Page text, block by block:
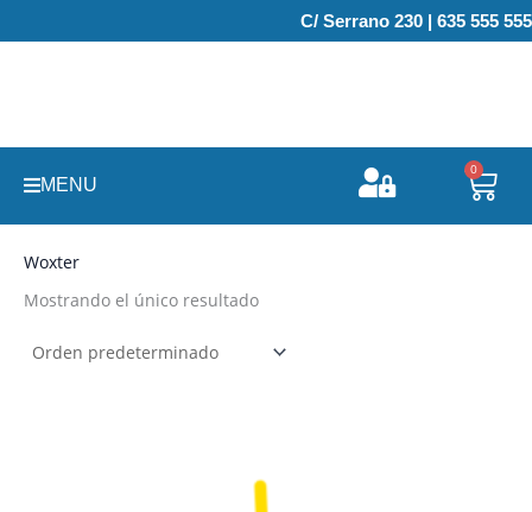
al
C/ Serrano 230 | 635 555 555
MENU
0
Woxter
Mostrando el único resultado